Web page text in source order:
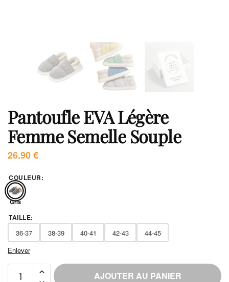
Pantoufle EVA Légère
Femme Semelle Souple
26.90€
COULEUR:
Gris
TAILLE:
36-37 38-39 40-41 42-43
44-45
Enlever
AJOUTER AU PANIER